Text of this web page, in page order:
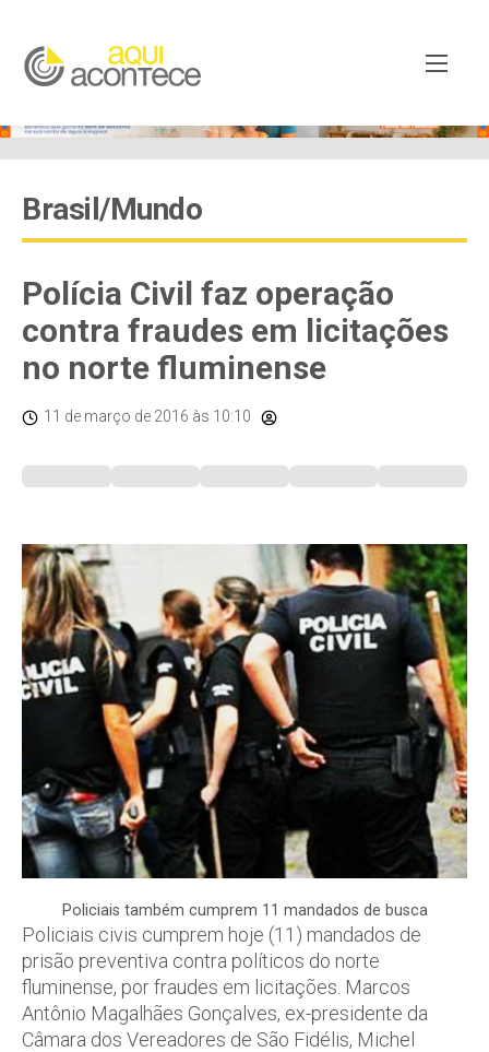
Brasil/Mundo
Polícia Civil faz operação
contra fraudes em licitações
no norte fluminense
11 de março de 2016 às 10:10
Policiais também cumprem 11 mandados de busca
Policiais civis cumprem hoje (11) mandados de
prisão preventiva contra políticos do norte
fluminense, por fraudes em licitações. Marcos
Antônio Magalhães Gonçalves, ex-presidente da
Câmara dos Vereadores de São Fidélis, Michel